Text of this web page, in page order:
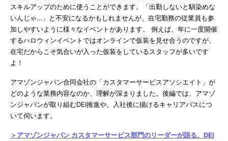
スキルアップのために使うことができます。「出勤しないと馴染めな
いんじゃ…」と不安になるかもしれませんが、在宅勤務の従業員も参
加しやすいように様々なイベントがあります。 例えば、年に一度開催
するハロウィンイベントではオンラインで仮装を見せ合うのですが、
在宅だからこそ気合いが入った仮装をしているスタッフが多いです
よ！
アマゾンジャパン合同会社の「カスタマーサービスアソシエイト」が
どのような業務内容なのか、理解が深まりました。後編では、アマゾ
ンジャパンが取り組むDEI推進や、入社後に描けるキャリアパスにつ
いて伺います。
＞アマゾンジャパン カスタマーサービス部門のリーダーが語る、DEI